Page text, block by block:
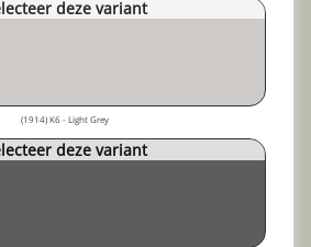
deze variant
(1914) K6 - Light Grey
deze variant